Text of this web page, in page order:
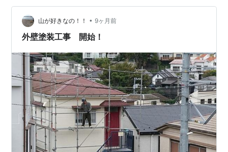
山が好きなの！！ • 9ヶ月前
外壁塗装工事 開始！